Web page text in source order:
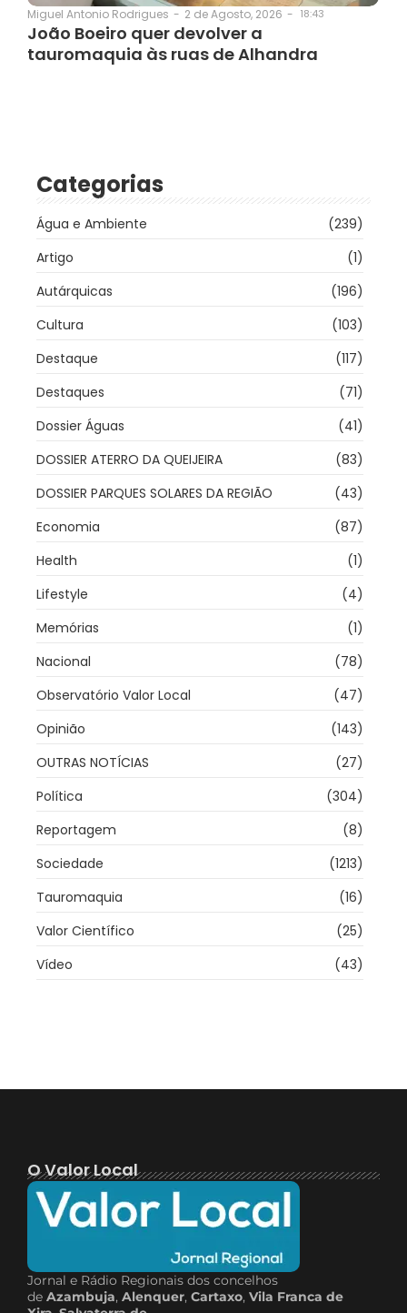
Miguel Antonio Rodrigues - 2 de Agosto, 2026 - 18:43
João Boeiro quer devolver a
tauromaquia às ruas de Alhandra
Categorias
Água e Ambiente
(239)
Artigo
(1)
Autárquicas
(196)
Cultura
(103)
Destaque
(117)
Destaques
(71)
Dossier Águas
(41)
DOSSIER ATERRO DA QUEIJEIRA
(83)
DOSSIER PARQUES SOLARES DA REGIÃO
(43)
Economia
(87)
Health
(1)
Lifestyle
(4)
Memórias
(1)
Nacional
(78)
Observatório Valor Local
(47)
Opinião
(143)
OUTRAS NOTÍCIAS
(27)
Política
(304)
Reportagem
(8)
Sociedade
(1213)
Tauromaquia
(16)
Valor Científico
(25)
Vídeo
(43)
O Valor Local
Jornal e Rádio Regionais dos concelhos
de Azambuja, Alenquer, Cartaxo, Vila Franca de